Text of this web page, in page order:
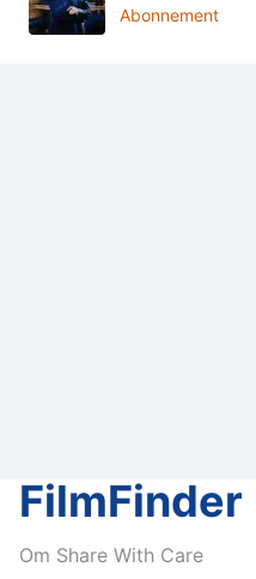
Abonnement
FilmFinder
Om Share With Care